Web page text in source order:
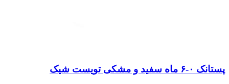
پستانک ۰-۶ ماه سفید و مشکی تویست شیک